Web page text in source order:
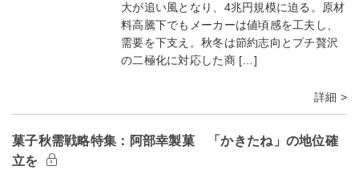
大が追い風となり、4兆円規模に迫る。原材
料高騰下でもメーカーは値頃感を工夫し、
需要を下支え。秋冬は節約志向とプチ贅沢
の二極化に対応した商 […]
詳細 >
菓子秋需戦略特集：阿部幸製菓 「かきたね」の地位確
立を